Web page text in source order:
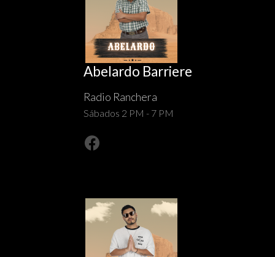
Abelardo Barriere
Radio Ranchera
Sábados 2 PM - 7 PM